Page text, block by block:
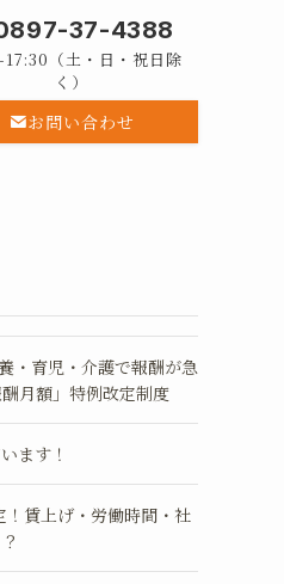
37-4388
（土・日・祝日除
く）
お問い合わせ
・育児・介護で報酬が急
月額」特例改定制度
ます！
賃上げ・労働時間・社